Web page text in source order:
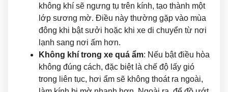
không khí sẽ ngưng tụ trên kính, tạo thành một
lớp sương mờ. Điều này thường gặp vào mùa
đông khi bật sưởi hoặc khi xe di chuyển từ nơi
lạnh sang nơi ấm hơn.
Không khí trong xe quá ẩm: Nếu bật điều hòa
không đúng cách, đặc biệt là chế độ lấy gió
trong liên tục, hơi ẩm sẽ không thoát ra ngoài,